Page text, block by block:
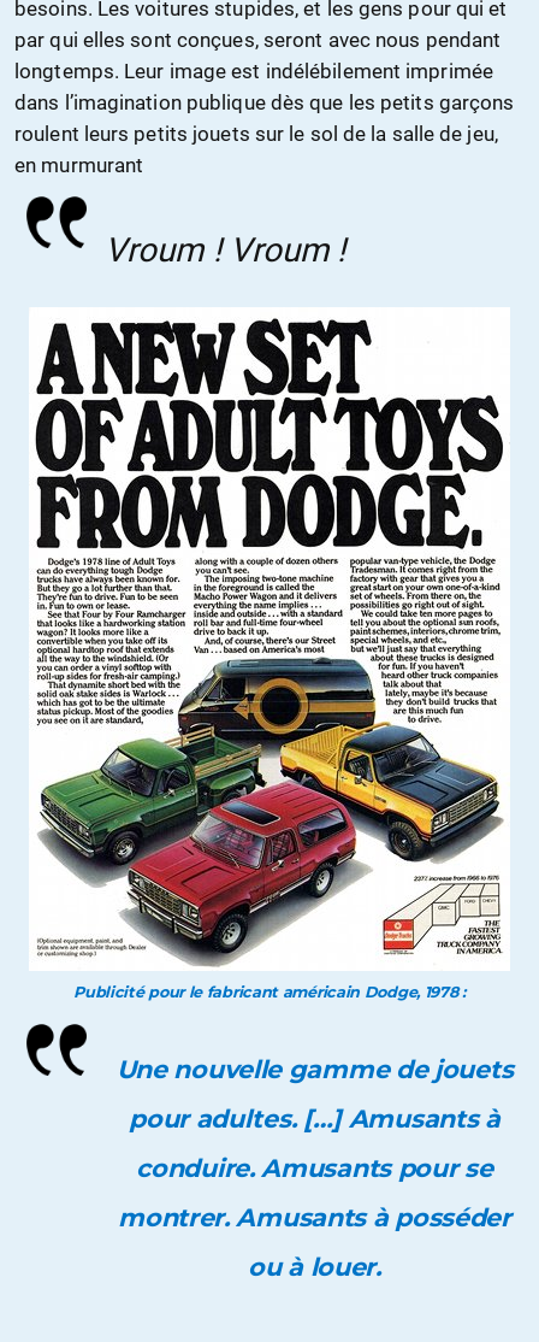
besoins. Les voitures stupides, et les gens pour qui et
par qui elles sont conçues, seront avec nous pendant
longtemps. Leur image est indélébilement imprimée
dans l’imagination publique dès que les petits garçons
roulent leurs petits jouets sur le sol de la salle de jeu,
en murmurant
Vroum ! Vroum !
Publicité pour le fabricant américain Dodge, 1978 :
Une nouvelle gamme de jouets
pour adultes. […] Amusants à
conduire. Amusants pour se
montrer. Amusants à posséder
ou à louer.